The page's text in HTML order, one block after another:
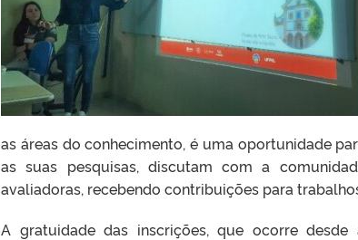
as áreas do conhecimento, é uma oportunidade
as suas pesquisas, discutam com a
avaliadoras, recebendo contribuições para
A gratuidade das inscrições, que ocorre